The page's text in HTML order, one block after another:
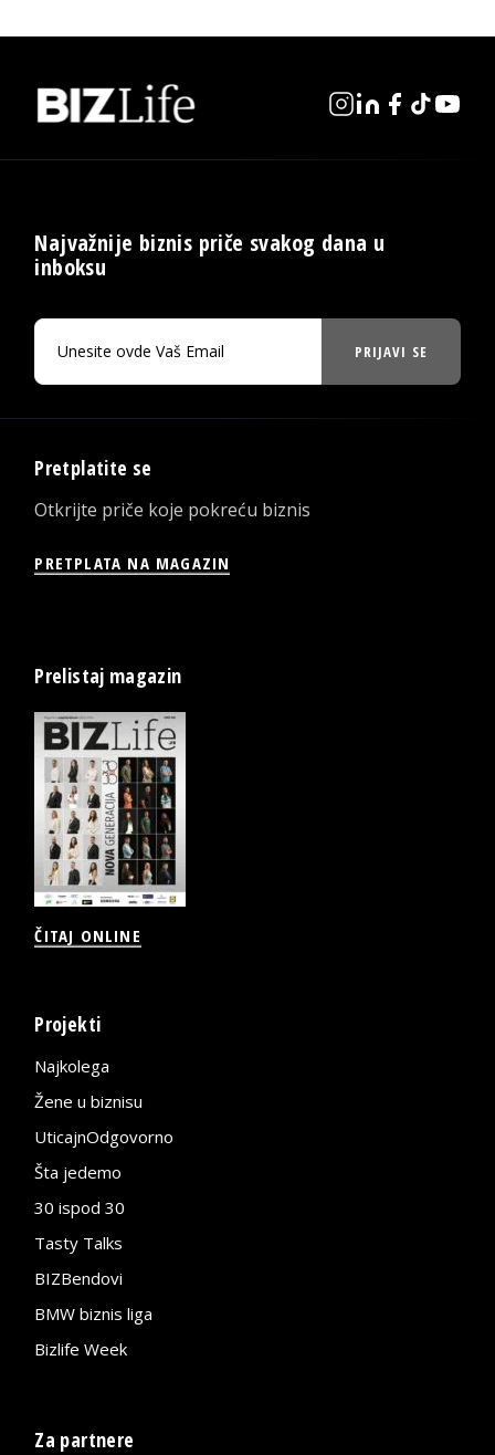
Najvažnije biznis priče svakog dana u
inboksu
PRIJAVI SE
Pretplatite se
Otkrijte priče koje pokreću biznis
PRETPLATA NA MAGAZIN
Prelistaj magazin
ČITAJ ONLINE
Projekti
Najkolega
Žene u biznisu
UticajnOdgovorno
Šta jedemo
30 ispod 30
Tasty Talks
BIZBendovi
BMW biznis liga
Bizlife Week
Za partnere